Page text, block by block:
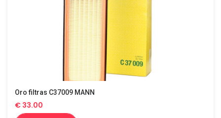
Oro filtras C37009 MANN
€ 33.00